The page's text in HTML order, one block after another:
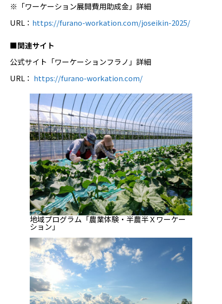
※「ワーケーション展開費用助成金」詳細
URL： https://furano-workation.com/joseikin-2025/
■関連サイト
公式サイト「ワーケーションフラノ」詳細
URL： https://furano-workation.com/
地域プログラム「農業体験・半農半Ｘワーケー
ション」